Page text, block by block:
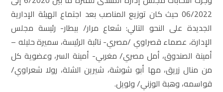
06/2022 حيث كان توزيع المناصب بعد اجتماع الهيئة الإدارية
الجديدة على النحو التالي: شعاع مرار/ بيطار- رئيسة مجلس
الإدارة، عصماء قصراوي /مصري- نائبة الرئيسة، سميرة حليله –
أمينة الصندوق، أمل مصري/ مغربي- أمينة السر، وعضوية كل
من منال زريق، مها أبو شوشة، شيرين الشلة، رولا شعراوي/
قواسمه، وهبة الوزني/ ولويل.